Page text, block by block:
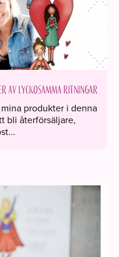
av lyckosamma ritningar
produkter i denna
bli återförsäljare,